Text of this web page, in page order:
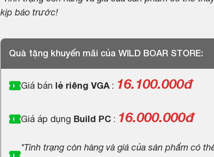
kịp báo trước!
Quà tặng khuyến mãi của WILD BOAR STORE:
Giá bán lẻ riêng VGA : 16.100.000đ
Giá áp dụng Build PC : 16.000.000đ
*Tình trạng còn hàng và giá của sản phẩm có